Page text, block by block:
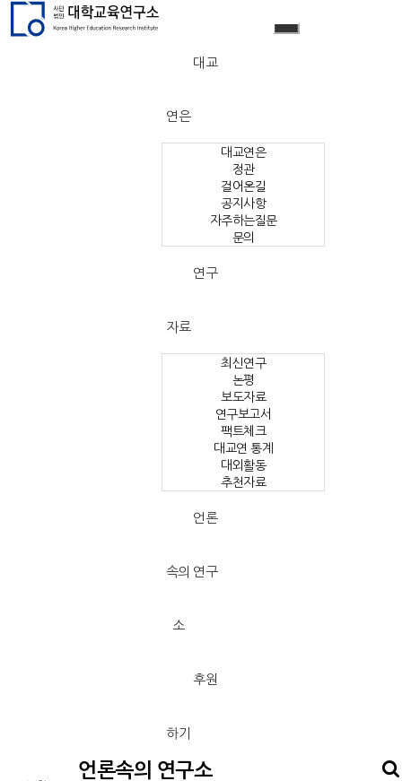
대교
연은
대교연은
정관
걸어온길
공지사항
자주하는질문
문의
연구
자료
최신연구
논평
보도자료
연구보고서
팩트체크
대교연 통계
대외활동
추천자료
언론
속의 연구
소
후원
하기
언론속의 연구소